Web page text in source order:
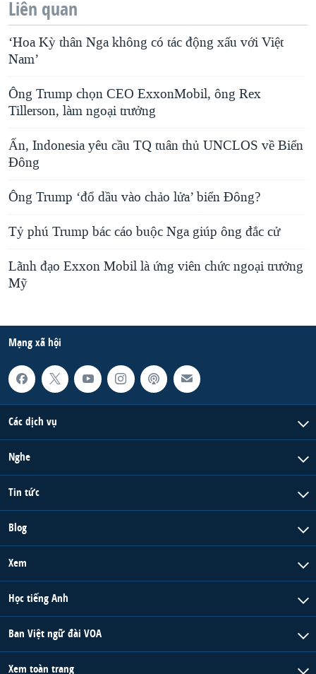
Liên quan
‘Hoa Kỳ thân Nga không có tác động xấu với Việt
Nam’
Ông Trump chọn CEO ExxonMobil, ông Rex
Tillerson, làm ngoại trưởng
Ấn, Indonesia yêu cầu TQ tuân thủ UNCLOS về Biển
Đông
Ông Trump ‘đổ dầu vào chảo lửa’ biển Đông?
Tỷ phú Trump bác cáo buộc Nga giúp ông đắc cử
Lãnh đạo Exxon Mobil là ứng viên chức ngoại trưởng
Mỹ
Mạng xã hội
Các dịch vụ
Nghe
Tin tức
Blog
Xem
Học tiếng Anh
Ban Việt ngữ đài VOA
Xem toàn trang